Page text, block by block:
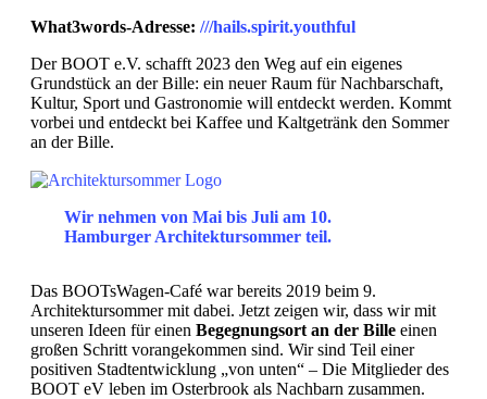
What3words-Adresse: ///hails.spirit.youthful
Der BOOT e.V. schafft 2023 den Weg auf ein eigenes
Grundstück an der Bille: ein neuer Raum für Nachbarschaft,
Kultur, Sport und Gastronomie will entdeckt werden. Kommt
vorbei und entdeckt bei Kaffee und Kaltgetränk den Sommer
an der Bille.
Wir nehmen von Mai bis Juli am 10.
Hamburger Architektursommer teil.
Das BOOTsWagen-Café war bereits 2019 beim 9.
Architektursommer mit dabei. Jetzt zeigen wir, dass wir mit
unseren Ideen für einen Begegnungsort an der Bille einen
großen Schritt vorangekommen sind. Wir sind Teil einer
positiven Stadtentwicklung „von unten“ – Die Mitglieder des
BOOT eV leben im Osterbrook als Nachbarn zusammen.